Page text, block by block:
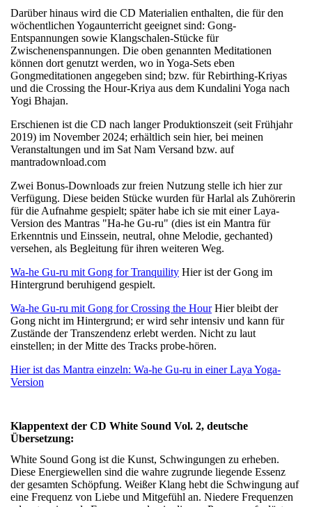
Darüber hinaus wird die CD Materialien enthalten, die für den
wöchentlichen Yogaunterricht geeignet sind: Gong-
Entspannungen sowie Klangschalen-Stücke für
Zwischenenspannungen. Die oben genannten Meditationen
können dort genutzt werden, wo in Yoga-Sets eben
Gongmeditationen angegeben sind; bzw. für Rebirthing-Kriyas
und die Crossing the Hour-Kriya aus dem Kundalini Yoga nach
Yogi Bhajan.
Erschienen ist die CD nach langer Produktionszeit (seit Frühjahr
2019) im November 2024; erhältlich sein hier, bei meinen
Veranstaltungen und im Sat Nam Versand bzw. auf
mantradownload.com
Zwei Bonus-Downloads zur freien Nutzung stelle ich hier zur
Verfügung. Diese beiden Stücke wurden für Harlal als Zuhörerin
für die Aufnahme gespielt; später habe ich sie mit einer Laya-
Version des Mantras "Ha-he Gu-ru" (dies ist ein Mantra für
Erkenntnis und Einssein, neutral, ohne Melodie, gechanted)
versehen, als Begleitung für ihren weiteren Weg.
Wa-he Gu-ru mit Gong for Tranquility Hier ist der Gong im
Hintergrund beruhigend gespielt.
Wa-he Gu-ru mit Gong for Crossing the HourHier bleibt der
Gong nicht im Hintergrund; er wird sehr intensiv und kann für
Zustände der Transzendenz erlebt werden. Nicht zu laut
einstellen; in der Mitte des Tracks probe-hören.
Hier ist das Mantra einzeln: Wa-he Gu-ru in einer Laya Yoga-
Version
Klappentext der CD White Sound Vol. 2, deutsche
Übersetzung:
White Sound Gong ist die Kunst, Schwingungen zu erheben.
Diese Energiewellen sind die wahre zugrunde liegende Essenz
der gesamten Schöpfung. Weißer Klang hebt die Schwingung auf
eine Frequenz von Liebe und Mitgefühl an. Niedere Frequenzen